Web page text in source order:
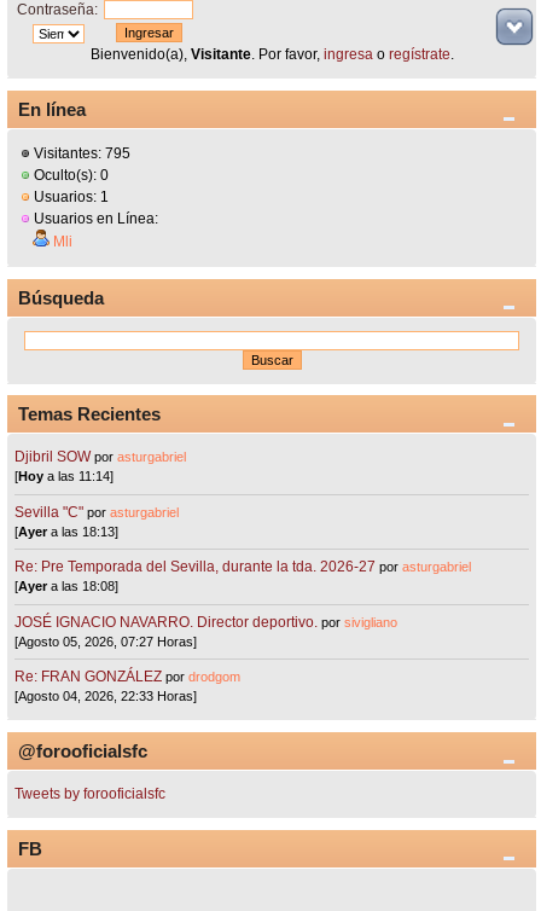
Contraseña:
Bienvenido(a), Visitante. Por favor, ingresao regístrate.
En línea
Visitantes: 795
Oculto(s): 0
Usuarios: 1
Usuarios en Línea:
Mli
Búsqueda
Temas Recientes
Djibril SOW porasturgabriel
[Hoy a las 11:14]
Sevilla "C"porasturgabriel
[Ayera las 18:13]
Re: Pre Temporada del Sevilla, durante la tda. 2026-27 porasturgabriel
[Ayera las 18:08]
JOSÉ IGNACIO NAVARRO. Director deportivo. porsivigliano
[Agosto 05, 2026, 07:27 Horas]
Re: FRAN GONZÁLEZ pordrodgom
[Agosto 04, 2026, 22:33 Horas]
@forooficialsfc
Tweets by forooficialsfc
FB